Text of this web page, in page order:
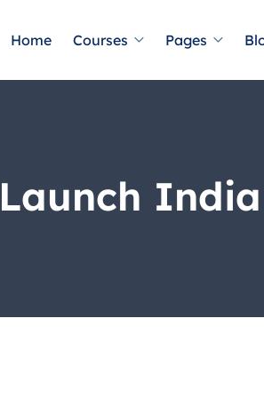
Home Courses Pages
India